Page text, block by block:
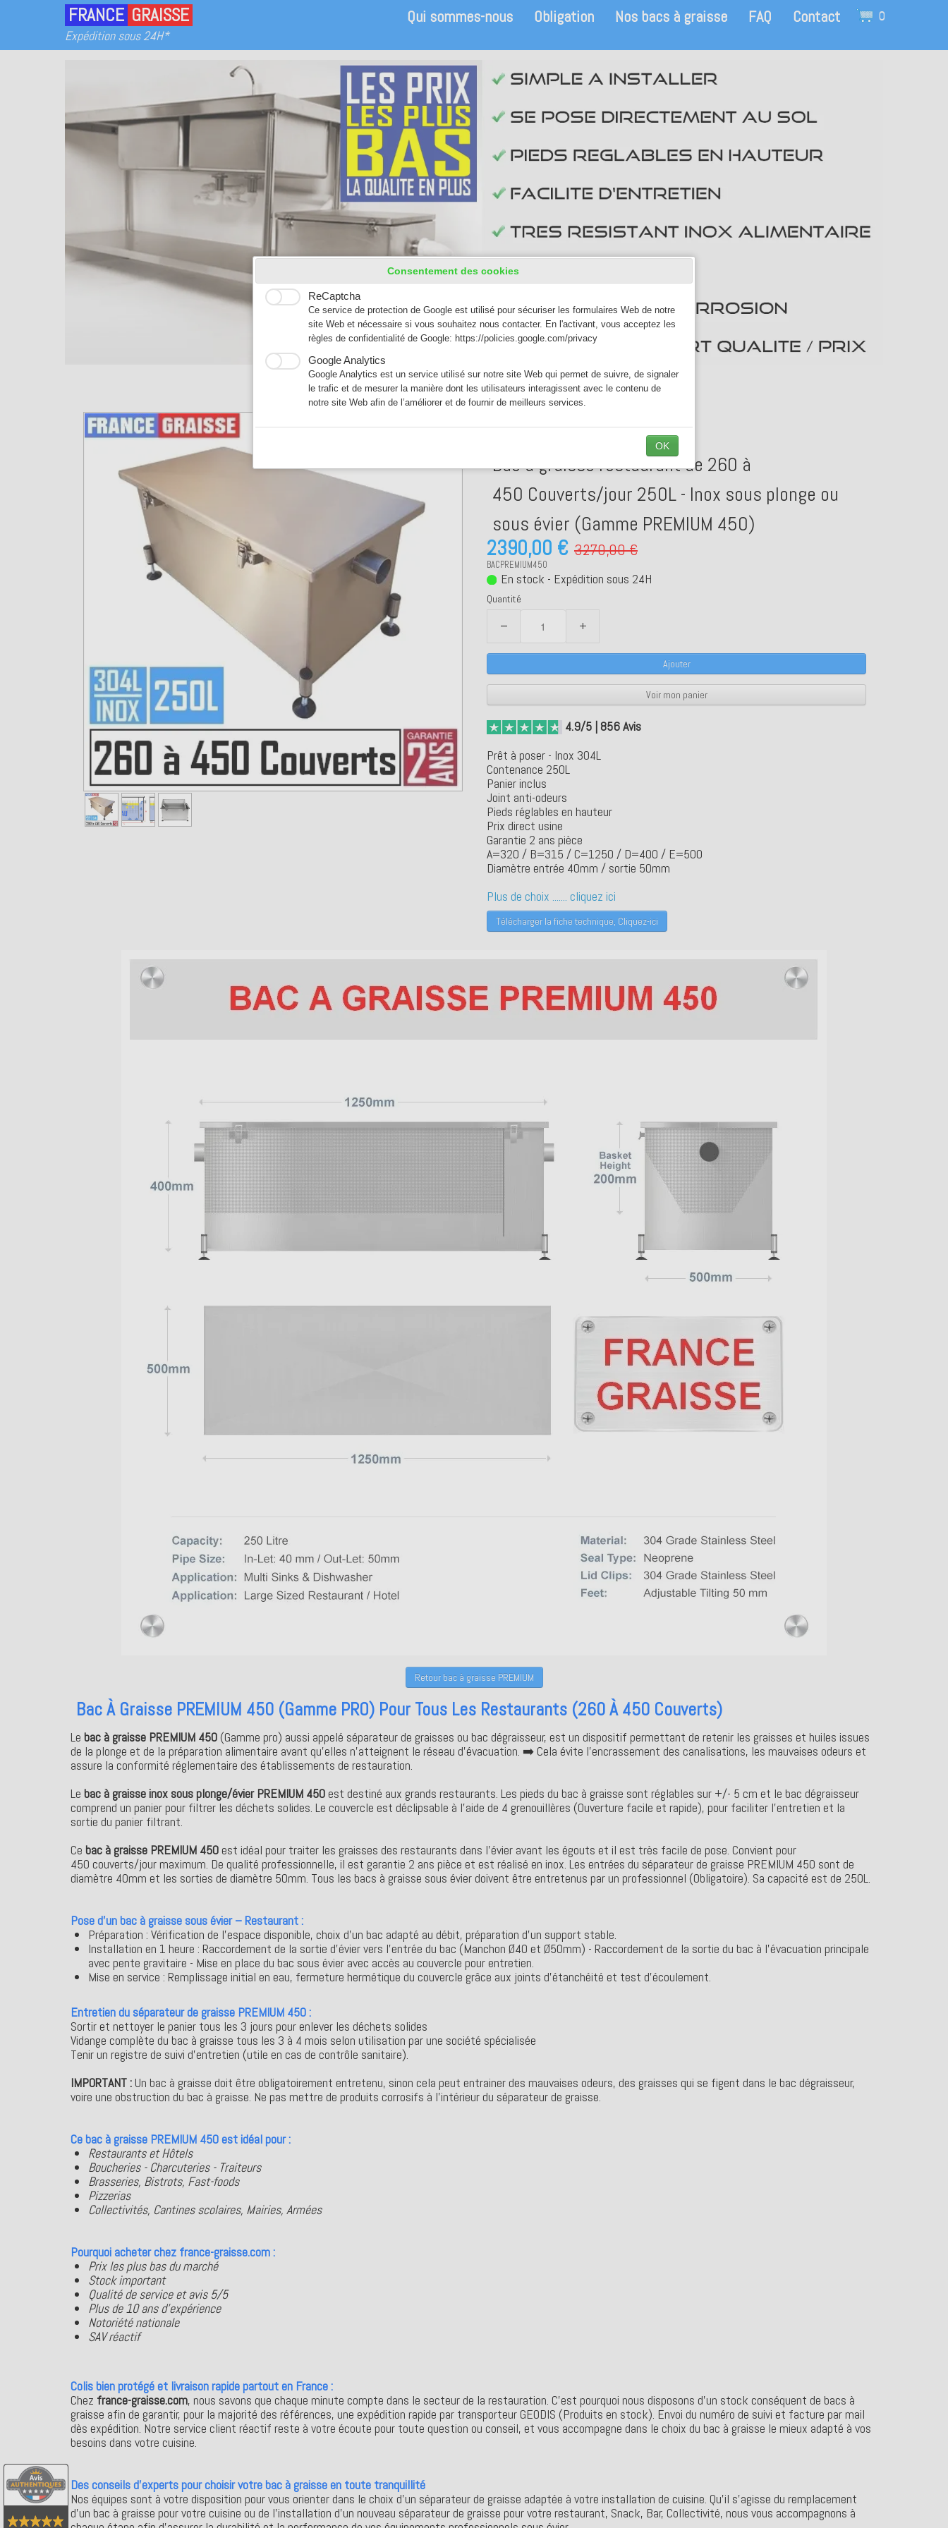
FRANCE GRAISSE
Expédition sous 24H*
Qui sommes-nous Obligation Nos bacs à graisse FAQ Contact 0
-30%
Bac à graisse restaurant de 260 à
450 Couverts/jour 250L - Inox sous plonge ou
sous évier (Gamme PREMIUM 450)
2390,00 € 3270,00 €
BACPREMIUM450
En stock - Expédition sous 24H
Quantité
− +
Ajouter
Voir mon panier
4.9/5 | 856 Avis
Prêt à poser - Inox 304L
Contenance 250L
Panier inclus
Joint anti-odeurs
Pieds réglables en hauteur
Prix direct usine
Garantie 2 ans pièce
A=320 / B=315 / C=1250 / D=400 / E=500
Diamètre entrée 40mm / sortie 50mm
Plus de choix ....... cliquez ici
Télécharger la fiche technique, Cliquez-ici
Retour bac à graisse PREMIUM
Bac À Graisse PREMIUM 450 (Gamme PRO) Pour Tous Les Restaurants (260 À 450 Couverts)
Le bac à graisse PREMIUM 450 (Gamme pro) aussi appelé séparateur de graisses ou bac dégraisseur, est un dispositif permettant de retenir les graisses et huiles issues
de la plonge et de la préparation alimentaire avant qu’elles n’atteignent le réseau d’évacuation. ➡️ Cela évite l’encrassement des canalisations, les mauvaises odeurs et
assure la conformité réglementaire des établissements de restauration.
Le bac à graisse inox sous plonge/évier PREMIUM 450 est destiné aux grands restaurants. Les pieds du bac à graisse sont réglables sur +/- 5 cm et le bac dégraisseur
comprend un panier pour filtrer les déchets solides. Le couvercle est déclipsable à l'aide de 4 grenouillères (Ouverture facile et rapide), pour faciliter l'entretien et la
sortie du panier filtrant.
Ce bac à graisse PREMIUM 450 est idéal pour traiter les graisses des restaurants dans l'évier avant les égouts et il est très facile de pose. Convient pour
450 couverts/jour maximum. De qualité professionnelle, il est garantie 2 ans pièce et est réalisé en inox. Les entrées du séparateur de graisse PREMIUM 450 sont de
diamètre 40mm et les sorties de diamètre 50mm. Tous les bacs à graisse sous évier doivent être entretenus par un professionnel (Obligatoire). Sa capacité est de 250L.
Pose d’un bac à graisse sous évier – Restaurant :
Préparation : Vérification de l’espace disponible, choix d’un bac adapté au débit, préparation d’un support stable.
Installation en 1 heure : Raccordement de la sortie d’évier vers l’entrée du bac (Manchon Ø40 et Ø50mm) - Raccordement de la sortie du bac à l’évacuation principale
avec pente gravitaire - Mise en place du bac sous évier avec accès au couvercle pour entretien.
Mise en service : Remplissage initial en eau, fermeture hermétique du couvercle grâce aux joints d'étanchéité et test d’écoulement.
Entretien du séparateur de graisse PREMIUM 450 :
Sortir et nettoyer le panier tous les 3 jours pour enlever les déchets solides
Vidange complète du bac à graisse tous les 3 à 4 mois selon utilisation par une société spécialisée
Tenir un registre de suivi d’entretien (utile en cas de contrôle sanitaire).
IMPORTANT : Un bac à graisse doit être obligatoirement entretenu, sinon cela peut entrainer des mauvaises odeurs, des graisses qui se figent dans le bac dégraisseur,
voire une obstruction du bac à graisse. Ne pas mettre de produits corrosifs à l'intérieur du séparateur de graisse.
Ce bac à graisse PREMIUM 450 est idéal pour :
Restaurants et Hôtels
Boucheries - Charcuteries - Traiteurs
Brasseries, Bistrots, Fast-foods
Pizzerias
Collectivités, Cantines scolaires, Mairies, Armées
Pourquoi acheter chez france-graisse.com :
Prix les plus bas du marché
Stock important
Qualité de service et avis 5/5
Plus de 10 ans d'expérience
Notoriété nationale
SAV réactif
Colis bien protégé et livraison rapide partout en France :
Chez france-graisse.com, nous savons que chaque minute compte dans le secteur de la restauration. C’est pourquoi nous disposons d’un stock conséquent de bacs à
graisse afin de garantir, pour la majorité des références, une expédition rapide par transporteur GEODIS (Produits en stock). Envoi du numéro de suivi et facture par mail
dès expédition. Notre service client réactif reste à votre écoute pour toute question ou conseil, et vous accompagne dans le choix du bac à graisse le mieux adapté à vos
besoins dans votre cuisine.
Des conseils d'experts pour choisir votre bac à graisse en toute tranquillité
Nos équipes sont à votre disposition pour vous orienter dans le choix d'un séparateur de graisse adaptée à votre installation de cuisine. Qu’il s’agisse du remplacement
d’un bac à graisse pour votre cuisine ou de l’installation d’un nouveau séparateur de graisse pour votre restaurant, Snack, Bar, Collectivité, nous vous accompagnons à
Consentement des cookies
ReCaptcha
Ce service de protection de Google est utilisé pour sécuriser les formulaires Web de notre
site Web et nécessaire si vous souhaitez nous contacter. En l'activant, vous acceptez les
règles de confidentialité de Google: https://policies.google.com/privacy
Google Analytics
Google Analytics est un service utilisé sur notre site Web qui permet de suivre, de signaler
le trafic et de mesurer la manière dont les utilisateurs interagissent avec le contenu de
notre site Web afin de l’améliorer et de fournir de meilleurs services.
OK